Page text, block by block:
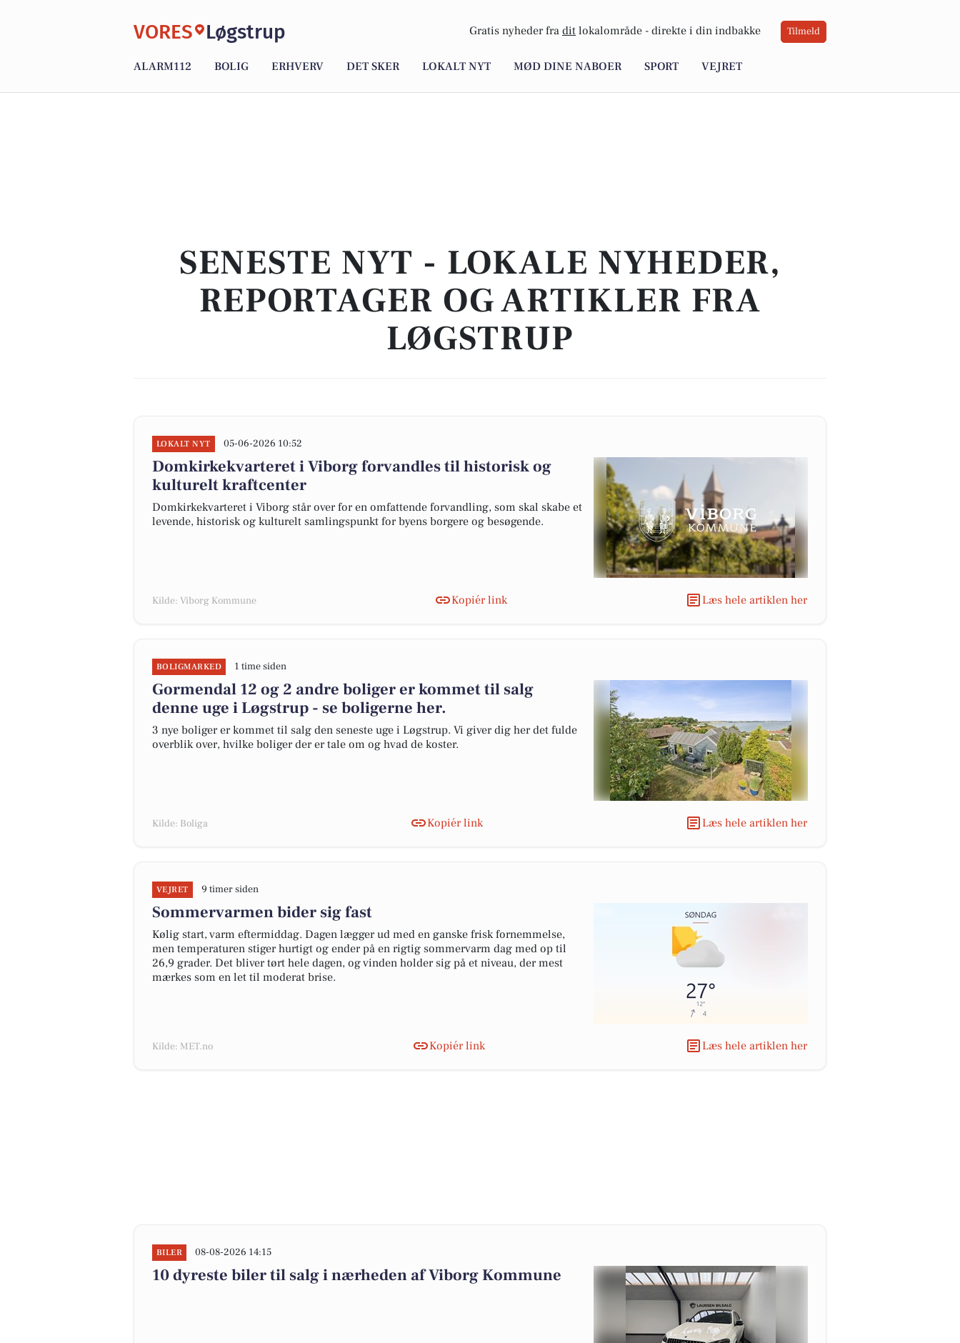
VORES Løgstrup Gratis nyheder fra dit lokalområde - direkte i din indbakke Tilmeld
ALARM112 BOLIG ERHVERV DET SKER LOKALT NYT MØD DINE NABOER SPORT VEJRET
SENESTE NYT - LOKALE NYHEDER,
REPORTAGER OG ARTIKLER FRA
LØGSTRUP
LOKALT NYT 05-06-2026 10:52
Domkirkekvarteret i Viborg forvandles til historisk og
kulturelt kraftcenter
Domkirkekvarteret i Viborg står over for en omfattende forvandling, som skal skabe et
levende, historisk og kulturelt samlingspunkt for byens borgere og besøgende.
Kilde: Viborg Kommune Kopiér link Læs hele artiklen her
BOLIGMARKED 1 time siden
Gormendal 12 og 2 andre boliger er kommet til salg
denne uge i Løgstrup - se boligerne her.
3 nye boliger er kommet til salg den seneste uge i Løgstrup. Vi giver dig her det fulde
overblik over, hvilke boliger der er tale om og hvad de koster.
Kilde: Boliga Kopiér link Læs hele artiklen her
VEJRET 9 timer siden
Sommervarmen bider sig fast
Kølig start, varm eftermiddag. Dagen lægger ud med en ganske frisk fornemmelse,
men temperaturen stiger hurtigt og ender på en rigtig sommervarm dag med op til
26,9 grader. Det bliver tørt hele dagen, og vinden holder sig på et niveau, der mest
mærkes som en let til moderat brise.
Kilde: MET.no Kopiér link Læs hele artiklen her
BILER 08-08-2026 14:15
10 dyreste biler til salg i nærheden af Viborg Kommune